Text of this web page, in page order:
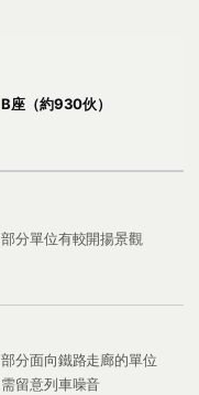
B座（約930伙）
部分單位有較開揚景觀
部分面向鐵路走廊的單位
需留意列車噪音